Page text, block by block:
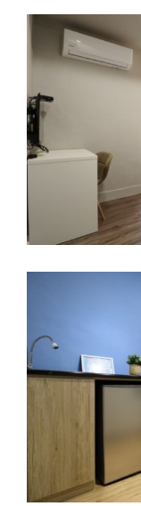
桃園
暫無空房